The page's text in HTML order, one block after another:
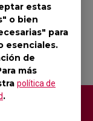
estas
o bien
para
esenciales.
de
más
política de
.